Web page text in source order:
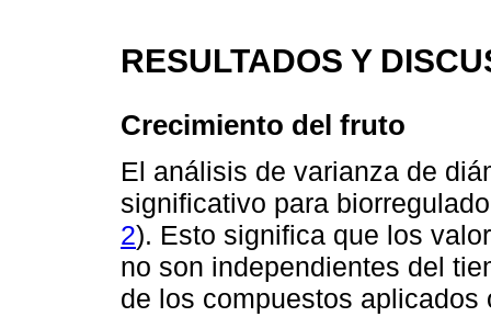
RESULTADOS Y
Crecimiento del fruto
El análisis de varianza de
significativo para
2). Esto significa que los
no son independientes del
de los compuestos